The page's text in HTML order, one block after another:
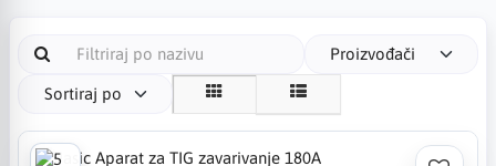
svojih izvanrednih performansi i pouzdane podrške.
Proizvođači
Sortiraj po